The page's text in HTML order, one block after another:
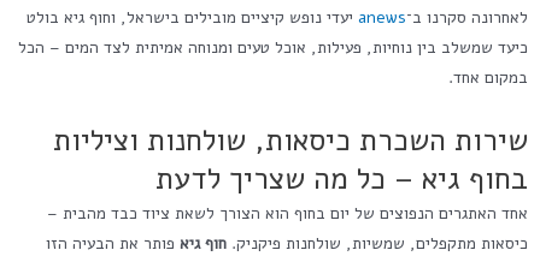
לאחרונה סקרנו ב־anews יעדי נופש קיציים מובילים בישראל, וחוף גיא בולט
כיעד שמשלב בין נוחיות, פעילות, אוכל טעים ומנוחה אמיתית לצד המים – הכל
במקום אחד.
שירות השכרת כיסאות, שולחנות וציליות
בחוף גיא – כל מה שצריך לדעת
אחד האתגרים הנפוצים של יום בחוף הוא הצורך לשאת ציוד כבד מהבית –
כיסאות מתקפלים, שמשיות, שולחנות פיקניק. חוף גיא פותר את הבעיה הזו